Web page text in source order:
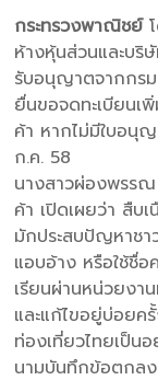
กระทรวงพาณิชย์
ห้างหุ้นส่วนและบริ
รับอนุญาตจากกร
ยื่นขอจดทะเบียนเ
ค้า หากไม่มีใบอนุ
ก.ค. 58
นางสาวผ่องพรร
ค้า เปิดเผยว่า สืบ
มักประสบปัญหาชา
แอบอ้าง หรือใช้ชื่
เรียนผ่านหน่วยงา
และแก้ไขอยู่บ่อย
ท่องเที่ยวไทยเป็
นามบันทึกข้อตกล